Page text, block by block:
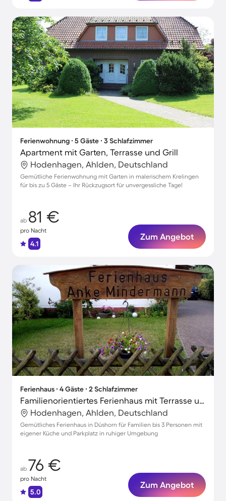
Ferienwohnung ∙ 5 Gäste ∙ 3 Schlafzimmer
Apartment mit Garten, Terrasse und Grill
Hodenhagen, Ahlden, Deutschland
Gemütliche Ferienwohnung mit Garten in malerischem Krelingen
für bis zu 5 Gäste – Ihr Rückzugsort für unvergessliche Tage!
ab 81 €
pro Nacht
4.1
Zum Angebot
Ferienhaus ∙ 4 Gäste ∙ 2 Schlafzimmer
Familienorientiertes Ferienhaus mit Terrasse und Grill
Hodenhagen, Ahlden, Deutschland
Gemütliches Ferienhaus in Düshorn für Familien bis 3 Personen mit
eigener Küche und Parkplatz in ruhiger Umgebung
ab 76 €
pro Nacht
5.0
Zum Angebot